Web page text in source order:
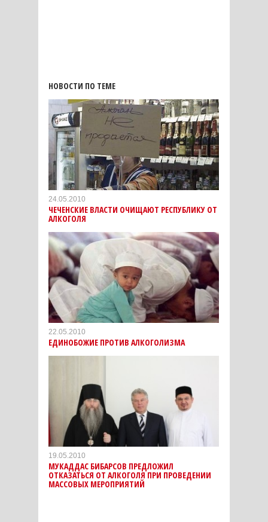
НОВОСТИ ПО ТЕМЕ
24.05.2010
ЧЕЧЕНСКИЕ ВЛАСТИ ОЧИЩАЮТ РЕСПУБЛИКУ ОТ
АЛКОГОЛЯ
22.05.2010
ЕДИНОБОЖИЕ ПРОТИВ АЛКОГОЛИЗМА
19.05.2010
МУКАДДАС БИБАРСОВ ПРЕДЛОЖИЛ
ОТКАЗАТЬСЯ ОТ АЛКОГОЛЯ ПРИ ПРОВЕДЕНИИ
МАССОВЫХ МЕРОПРИЯТИЙ